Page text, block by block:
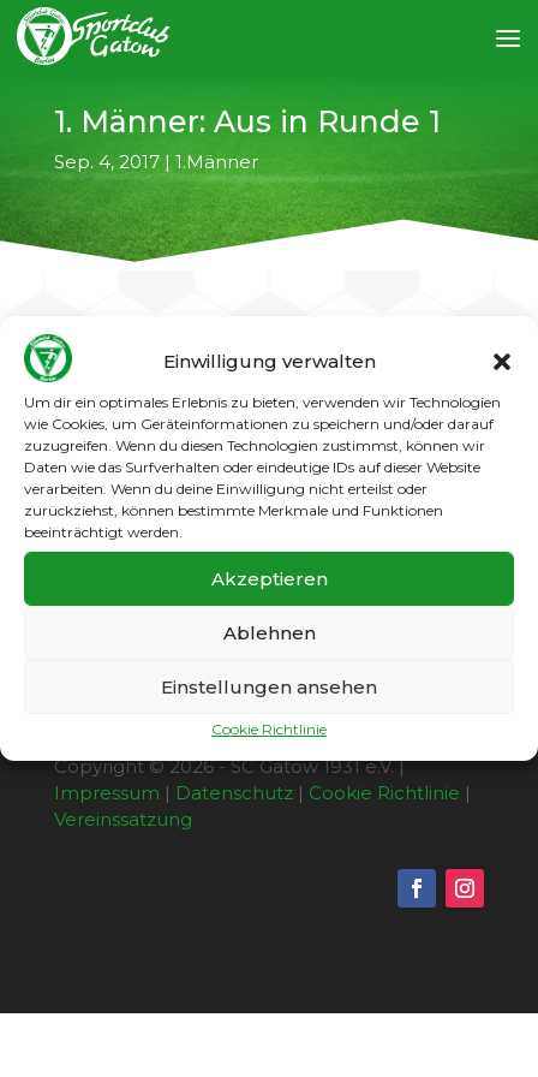
Einwilligung verwalten
Um dir ein optimales Erlebnis zu bieten, verwenden wir Technologien
wie Cookies, um Geräteinformationen zu speichern und/oder darauf
zuzugreifen. Wenn du diesen Technologien zustimmst, können wir
Daten wie das Surfverhalten oder eindeutige IDs auf dieser Website
verarbeiten. Wenn du deine Einwilligung nicht erteilst oder
zurückziehst, können bestimmte Merkmale und Funktionen
beeinträchtigt werden.
Akzeptieren
Ablehnen
Einstellungen ansehen
Cookie Richtlinie
1. Männer: Aus in Runde 1
Sep. 4, 2017| 1.Männer
←
Bereits in der ersten Runde des diesjährigen
Berliner-Pilsner-Pokals hat sich Gatows 1.
Männer aus dem Wettbewerb verabschiedet.
Beim Landesligisten TSV Mariendorf verlor die
Mannschaft mit 0:2.
Copyright © 2026 - SC Gatow 1931 e.V. |
Impressum | Datenschutz| Cookie Richtlinie |
Vereinssatzung